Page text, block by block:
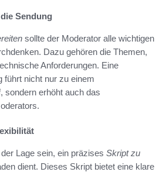
Sendung
sollte der Moderator alle wichtigen
Dazu gehören die Themen,
Anforderungen. Eine
führt nicht nur zu einem
sondern erhöht auch das
Lage sein, ein präzises Skript zu
dient. Dieses Skript bietet eine klare